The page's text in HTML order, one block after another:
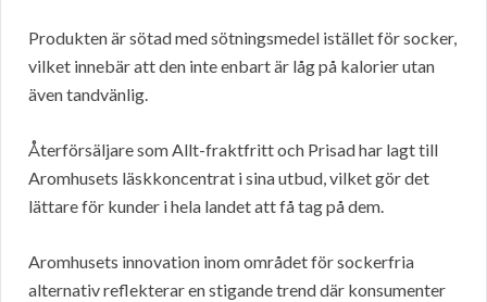
Produkten är sötad med sötningsmedel istället för socker,
vilket innebär att den inte enbart är låg på kalorier utan
även tandvänlig.
Återförsäljare som Allt-fraktfritt och Prisad har lagt till
Aromhusets läskkoncentrat i sina utbud, vilket gör det
lättare för kunder i hela landet att få tag på dem.
Aromhusets innovation inom området för sockerfria
alternativ reflekterar en stigande trend där konsumenter